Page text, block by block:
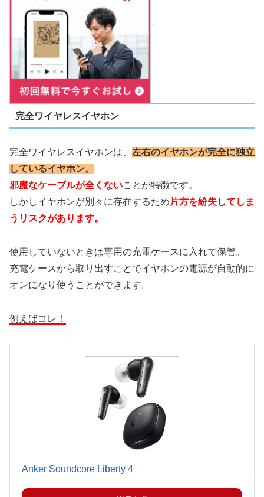
完全ワイヤレスイヤホン
完全ワイヤレスイヤホンは、 左右のイヤホンが完全に独立
しているイヤホン。
邪魔なケーブルが全くないことが特徴です。
しかしイヤホンが別々に存在するため 片方を紛失してしま
うリスクがあります。
使用していないときは専用の充電ケースに入れて保管。
充電ケースから取り出すことでイヤホンの電源が自動的に
オンになり使うことができます。
例えばコレ！
Anker Soundcore Liberty 4